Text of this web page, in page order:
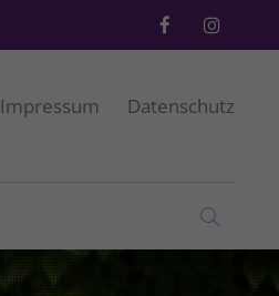
Impressum Datenschutz